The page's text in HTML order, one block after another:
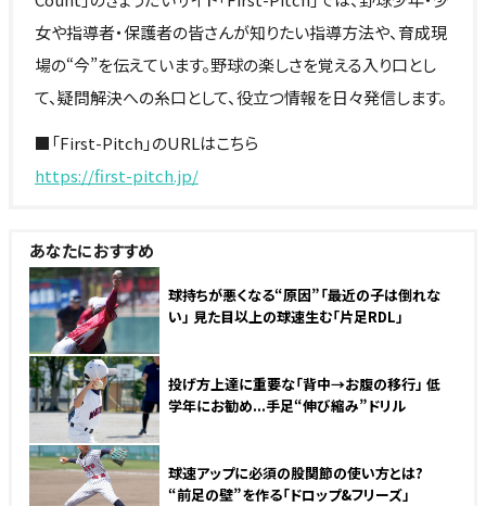
女や指導者・保護者の皆さんが知りたい指導方法や、育成現
場の“今”を伝えています。野球の楽しさを覚える入り口とし
て、疑問解決への糸口として、役立つ情報を日々発信します。
■「First-Pitch」のURLはこちら
https://first-pitch.jp/
あなたにおすすめ
球持ちが悪くなる“原因”「最近の子は倒れな
い」 見た目以上の球速生む「片足RDL」
投げ方上達に重要な「背中→お腹の移行」 低
学年にお勧め...手足“伸び縮み”ドリル
球速アップに必須の股関節の使い方とは?
“前足の壁”を作る「ドロップ&フリーズ」